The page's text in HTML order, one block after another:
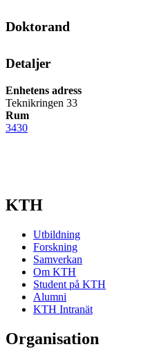
Doktorand
Detaljer
Enhetens adress
Teknikringen 33
Rum
3430
KTH
Utbildning
Forskning
Samverkan
Om KTH
Student på KTH
Alumni
KTH Intranät
Organisation